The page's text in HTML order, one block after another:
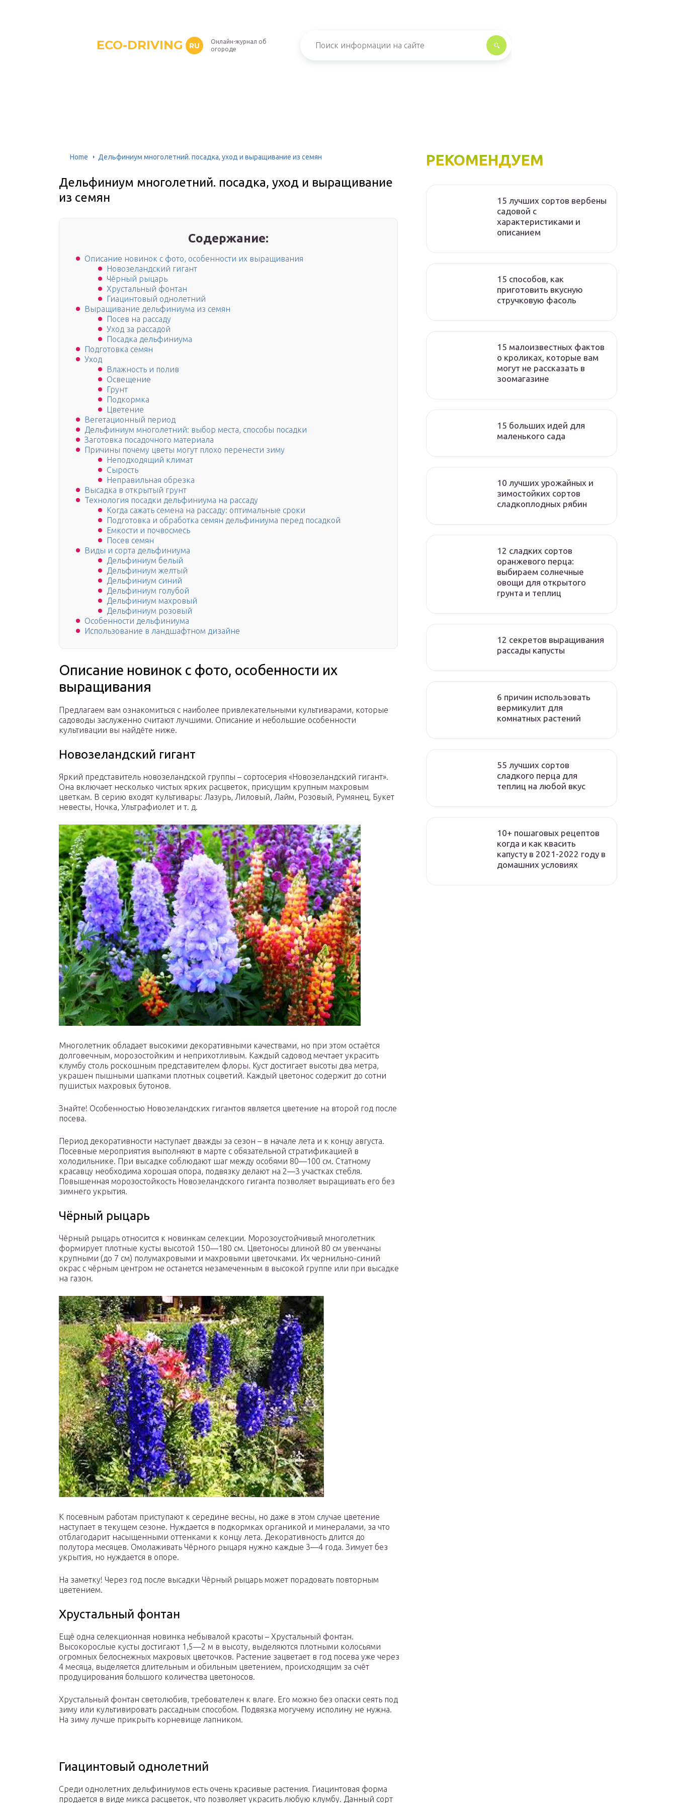
ECO-DRIVING RU
Онлайн-журнал об
огороде
Home Дельфиниум многолетний. посадка, уход и выращивание из семян
Дельфиниум многолетний. посадка, уход и выращивание
из семян
Содержание:
Описание новинок с фото, особенности их выращивания
Новозеландский гигант
Чёрный рыцарь
Хрустальный фонтан
Гиацинтовый однолетний
Выращивание дельфиниума из семян
Посев на рассаду
Уход за рассадой
Посадка дельфиниума
Подготовка семян
Уход
Влажность и полив
Освещение
Грунт
Подкормка
Цветение
Вегетационный период
Дельфиниум многолетний: выбор места, способы посадки
Заготовка посадочного материала
Причины почему цветы могут плохо перенести зиму
Неподходящий климат
Сырость
Неправильная обрезка
Высадка в открытый грунт
Технология посадки дельфиниума на рассаду
Когда сажать семена на рассаду: оптимальные сроки
Подготовка и обработка семян дельфиниума перед посадкой
Емкости и почвосмесь
Посев семян
Виды и сорта дельфиниума
Дельфиниум белый
Дельфиниум желтый
Дельфиниум синий
Дельфиниум голубой
Дельфиниум махровый
Дельфиниум розовый
Особенности дельфиниума
Использование в ландшафтном дизайне
Описание новинок с фото, особенности их
выращивания
Предлагаем вам ознакомиться с наиболее привлекательными культиварами, которые
садоводы заслуженно считают лучшими. Описание и небольшие особенности
культивации вы найдёте ниже.
Новозеландский гигант
Яркий представитель новозеландской группы – сортосерия «Новозеландский гигант».
Она включает несколько чистых ярких расцветок, присущим крупным махровым
цветкам. В серию входят культивары: Лазурь, Лиловый, Лайм, Розовый, Румянец, Букет
невесты, Ночка, Ультрафиолет и т. д.
Многолетник обладает высокими декоративными качествами, но при этом остаётся
долговечным, морозостойким и неприхотливым. Каждый садовод мечтает украсить
клумбу столь роскошным представителем флоры. Куст достигает высоты два метра,
украшен пышными шапками плотных соцветий. Каждый цветонос содержит до сотни
пушистых махровых бутонов.
Знайте! Особенностью Новозеландских гигантов является цветение на второй год после
посева.
Период декоративности наступает дважды за сезон – в начале лета и к концу августа.
Посевные мероприятия выполняют в марте с обязательной стратификацией в
холодильнике. При высадке соблюдают шаг между особями 80—100 см. Статному
красавцу необходима хорошая опора, подвязку делают на 2—3 участках стебля.
Повышенная морозостойкость Новозеландского гиганта позволяет выращивать его без
зимнего укрытия.
Чёрный рыцарь
Чёрный рыцарь относится к новинкам селекции. Морозоустойчивый многолетник
формирует плотные кусты высотой 150—180 см. Цветоносы длиной 80 см увенчаны
крупными (до 7 см) полумахровыми и махровыми цветочками. Их чернильно-синий
окрас с чёрным центром не останется незамеченным в высокой группе или при высадке
на газон.
К посевным работам приступают к середине весны, но даже в этом случае цветение
наступает в текущем сезоне. Нуждается в подкормках органикой и минералами, за что
отблагодарит насыщенными оттенками к концу лета. Декоративность длится до
полутора месяцев. Омолаживать Чёрного рыцаря нужно каждые 3—4 года. Зимует без
укрытия, но нуждается в опоре.
На заметку! Через год после высадки Чёрный рыцарь может порадовать повторным
цветением.
Хрустальный фонтан
Ещё одна селекционная новинка небывалой красоты – Хрустальный фонтан.
Высокорослые кусты достигают 1,5—2 м в высоту, выделяются плотными колосьями
огромных белоснежных махровых цветочков. Растение зацветает в год посева уже через
4 месяца, выделяется длительным и обильным цветением, происходящим за счёт
продуцирования большого количества цветоносов.
Хрустальный фонтан светолюбив, требователен к влаге. Его можно без опаски сеять под
зиму или культивировать рассадным способом. Подвязка могучему исполину не нужна.
На зиму лучше прикрыть корневище лапником.
Гиацинтовый однолетний
Среди однолетних дельфиниумов есть очень красивые растения. Гиацинтовая форма
продается в виде микса расцветок, что позволяет украсить любую клумбу. Данный сорт
РЕКОМЕНДУЕМ
15 лучших сортов вербены
садовой с
характеристиками и
описанием
15 способов, как
приготовить вкусную
стручковую фасоль
15 малоизвестных фактов
о кроликах, которые вам
могут не рассказать в
зоомагазине
15 больших идей для
маленького сада
10 лучших урожайных и
зимостойких сортов
сладкоплодных рябин
12 сладких сортов
оранжевого перца:
выбираем солнечные
овощи для открытого
грунта и теплиц
12 секретов выращивания
рассады капусты
6 причин использовать
вермикулит для
комнатных растений
55 лучших сортов
сладкого перца для
теплиц на любой вкус
10+ пошаговых рецептов
когда и как квасить
капусту в 2021-2022 году в
домашних условиях